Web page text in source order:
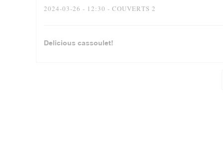
2024-03-26 - 12:30 - COUVERTS 2
Delicious cassoulet!